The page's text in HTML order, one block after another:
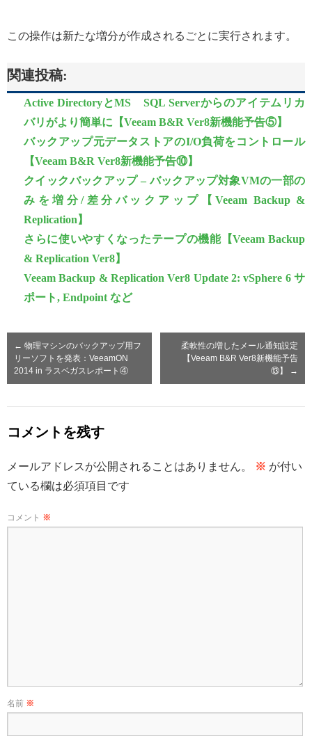
この操作は新たな増分が作成されるごとに実行されます。
関連投稿:
Active DirectoryとMS SQL Serverからのアイテムリカ
バリがより簡単に【Veeam B&R Ver8新機能予告⑤】
バックアップ元データストアのI/O負荷をコントロール
【Veeam B&R Ver8新機能予告⑩】
クイックバックアップ – バックアップ対象VMの一部の
みを増分/差分バックアップ【Veeam Backup &
Replication】
さらに使いやすくなったテープの機能【Veeam Backup
& Replication Ver8】
Veeam Backup & Replication Ver8 Update 2: vSphere 6 サ
ポート, Endpoint など
← 物理マシンのバックアップ用フ
リーソフトを発表：VeeamON
2014 in ラスベガスレポート④
柔軟性の増したメール通知設定
【Veeam B&R Ver8新機能予告
⑬】
→
コメントを残す
メールアドレスが公開されることはありません。 ※ が付い
ている欄は必須項目です
コメント ※
名前 ※